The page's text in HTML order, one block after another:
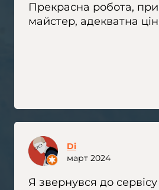
Прекрасна робота,
майстер, адекватна
Di
март 2024
Я звернувся до